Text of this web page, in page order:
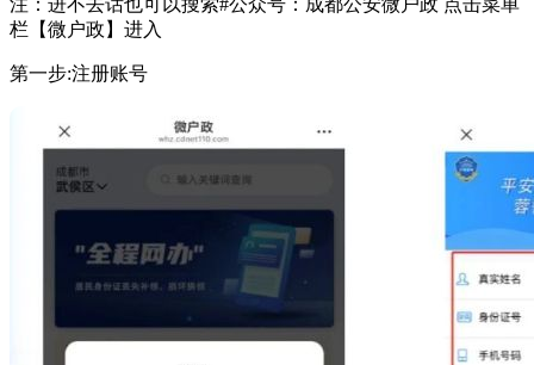
栏【微户政】进入
第一步:注册账号